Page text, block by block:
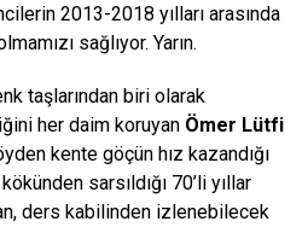
2013-2018 yılları arasında
sağlıyor. Yarın.
taşlarından biri olarak
her daim koruyan Ömer Lütfi
kente göçün hız kazandığı
sarsıldığı 70’li yıllar
ders kabilinden izlenebilecek